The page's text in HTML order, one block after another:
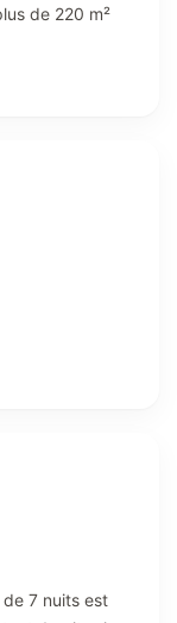
de 220 m²
de 7 nuits est